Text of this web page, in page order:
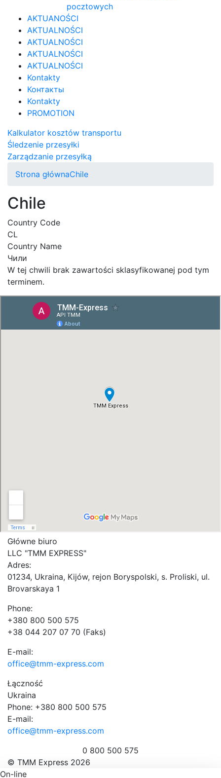
pocztowych
AKTUANOŚCI
AKTUALNOŚCI
AKTUALNOŚCI
AKTUALNOŚCI
AKTUALNOŚCI
Kontakty
Контакты
Kontakty
PROMOTION
Kalkulator kosztów transportu
Śledzenie przesyłki
Zarządzanie przesyłką
Strona głównaChile
Chile
Country Code
CL
Country Name
Чили
W tej chwili brak zawartości sklasyfikowanej pod tym
terminem.
Główne biuro
LLC "ТММ EXPRESS"
Adres:
01234, Ukraina, Kijów, rejon Boryspolski, s. Proliski, ul.
Brovarskaya 1
Phone:
+380 800 500 575
+38 044 207 07 70 (Faks)
E-mail:
office@tmm-express.com
Łączność
Ukraina
Phone: +380 800 500 575
E-mail:
office@tmm-express.com
0 800 500 575
© ТММ Express 2026
On-line